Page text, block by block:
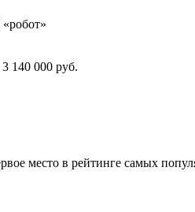
140 000 руб.
место в рейтинге самых